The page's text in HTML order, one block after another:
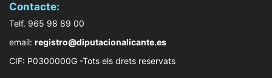
Contacte:
Telf. 965 98 89 00
email: registro@diputacionalicante.es
CIF: P0300000G -Tots els drets reservats